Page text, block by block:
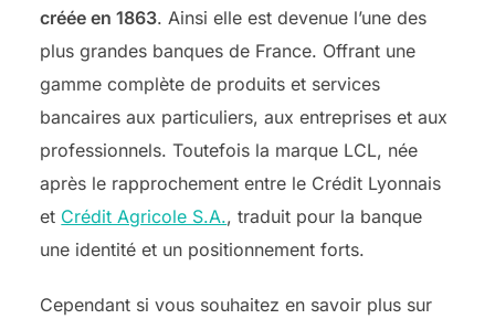
créée en 1863. Ainsi elle est devenue l’une des
plus grandes banques de France. Offrant une
gamme complète de produits et services
bancaires aux particuliers, aux entreprises et aux
professionnels. Toutefois la marque LCL, née
après le rapprochement entre le Crédit Lyonnais
et Crédit Agricole S.A., traduit pour la banque
une identité et un positionnement forts.
Cependant si vous souhaitez en savoir plus sur